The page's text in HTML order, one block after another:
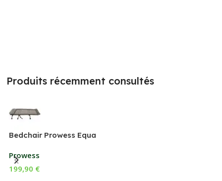
Produits récemment consultés
Bedchair Prowess Equa
Prowess
199,90 €